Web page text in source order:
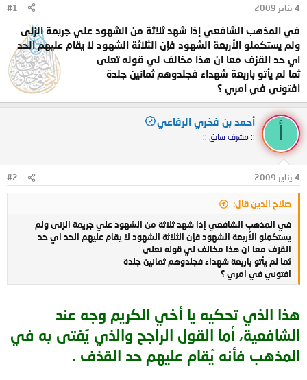
و
و
ع
ء
4 يناير 2009 #1
في المذهب الشافعي إذا شهد ثلاثة من الشهود علي جريمة الزنى
ولم يستكملو الأربعة الشهود فإن الثلاثة الشهود لا يقام عليهم الحد
اي حد القزف معا ان هذا مخالف لي قوله تعلى
ثما لم يأتو باربعة شهداء فجلدوهم ثمانين جلدة
افتوني في امري ؟
أحمد بن فخري الرفاعي
:: مشرف سابق ::
4 يناير 2009 #2
صلاح الدين قال:
في المذهب الشافعي إذا شهد ثلاثة من الشهود علي جريمة الزنى ولم
يستكملو الأربعة الشهود فإن الثلاثة الشهود لا يقام عليهم الحد اي حد
القزف معا ان هذا مخالف لي قوله تعلى
ثما لم يأتو باربعة شهداء فجلدوهم ثمانين جلدة
افتوني في امري ؟
هذا الذي تحكيه يا أخي الكريم وجه عند
الشافعية، أما القول الراجح والذي يُفتى به في
المذهب فأنه يُقام عليهم حد القذف .